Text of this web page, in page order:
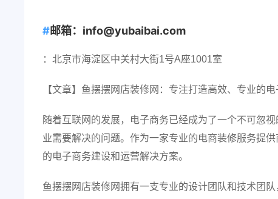
邮箱：info@yubaibai.com
：北京市海淀区中关村大街1号A座1001室
【文章】鱼摆摆网店装修网：专注打造高效、专业的电
随着互联网的发展，电子商务已经成为了一个不可忽
业需要解决的问题。作为一家专业的电商装修服务提
的电子商务建设和运营解决方案。
鱼摆摆网店装修网拥有一支专业的设计团队和技术团